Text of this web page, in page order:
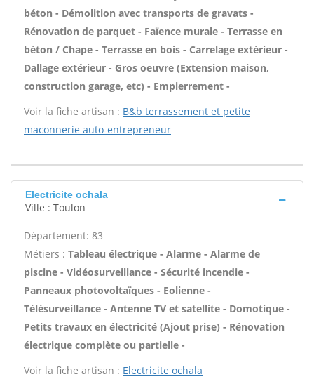
béton - Démolition avec transports de gravats -
Rénovation de parquet - Faïence murale - Terrasse en
béton / Chape - Terrasse en bois - Carrelage extérieur -
Dallage extérieur - Gros oeuvre (Extension maison,
construction garage, etc) - Empierrement -
Voir la fiche artisan : B&b terrassement et petite
maconnerie auto-entrepreneur
Electricite ochala
Ville : Toulon
Département: 83
Métiers : Tableau électrique - Alarme - Alarme de
piscine - Vidéosurveillance - Sécurité incendie -
Panneaux photovoltaïques - Eolienne -
Télésurveillance - Antenne TV et satellite - Domotique -
Petits travaux en électricité (Ajout prise) - Rénovation
électrique complète ou partielle -
Voir la fiche artisan : Electricite ochala